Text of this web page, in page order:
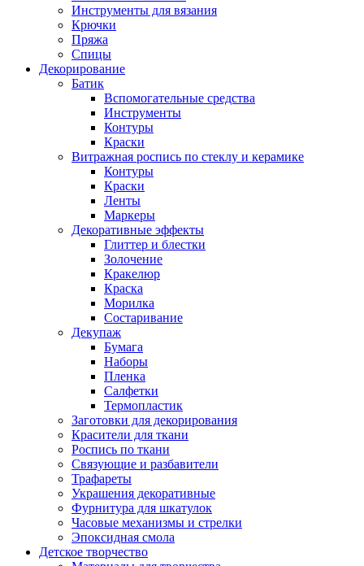
Инструменты для вязания
Крючки
Пряжа
Спицы
Декорирование
Батик
Вспомогательные средства
Инструменты
Контуры
Краски
Витражная роспись по стеклу и керамике
Контуры
Краски
Ленты
Маркеры
Декоративные эффекты
Глиттер и блестки
Золочение
Кракелюр
Краска
Морилка
Состаривание
Декупаж
Бумага
Наборы
Пленка
Салфетки
Термопластик
Заготовки для декорирования
Красители для ткани
Роспись по ткани
Связующие и разбавители
Трафареты
Украшения декоративные
Фурнитура для шкатулок
Часовые механизмы и стрелки
Эпоксидная смола
Детское творчество